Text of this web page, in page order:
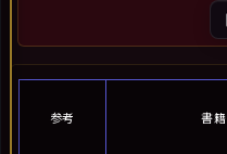
参考 書籍